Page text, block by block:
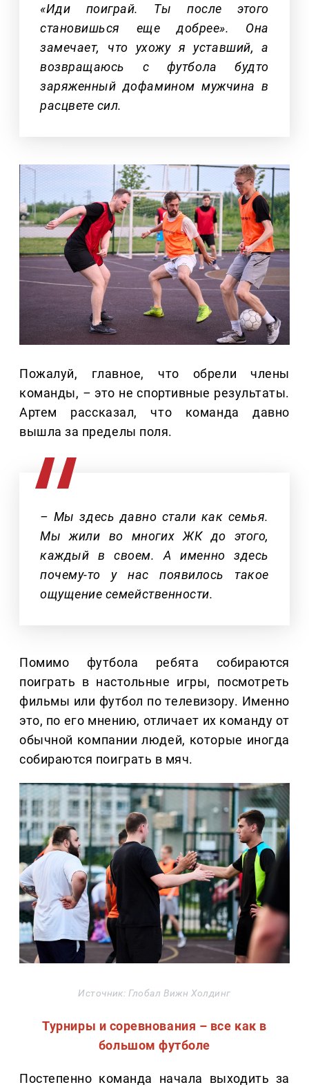
«Иди поиграй. Ты после этого
становишься еще добрее». Она
замечает, что ухожу я уставший, а
возвращаюсь с футбола будто
заряженный дофамином мужчина в
расцвете сил.
Пожалуй, главное, что обрели члены
команды, – это не спортивные результаты.
Артем рассказал, что команда давно
вышла за пределы поля.
– Мы здесь давно стали как семья.
Мы жили во многих ЖК до этого,
каждый в своем. А именно здесь
почему-то у нас появилось такое
ощущение семейственности.
Помимо футбола ребята собираются
поиграть в настольные игры, посмотреть
фильмы или футбол по телевизору. Именно
это, по его мнению, отличает их команду от
обычной компании людей, которые иногда
собираются поиграть в мяч.
Источник: Глобал Вижн Холдинг
Турниры и соревнования – все как в
большом футболе
Постепенно команда начала выходить за